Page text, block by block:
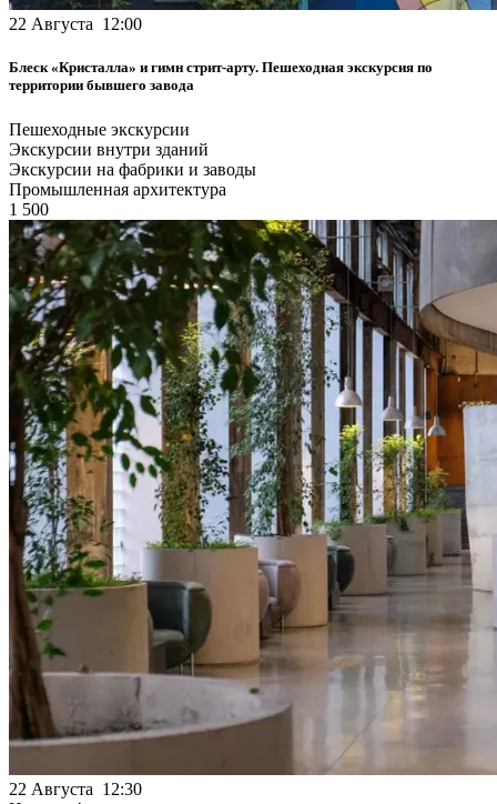
22 Августа 12:00
Блеск «Кристалла» и гимн стрит-арту. Пешеходная экскурсия по
территории бывшего завода
Пешеходные экскурсии
Экскурсии внутри зданий
Экскурсии на фабрики и заводы
Промышленная архитектура
1 500
22 Августа 12:30